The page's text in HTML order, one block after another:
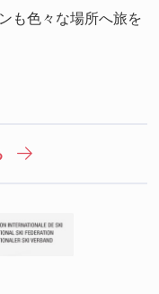
も色々な場所へ旅を